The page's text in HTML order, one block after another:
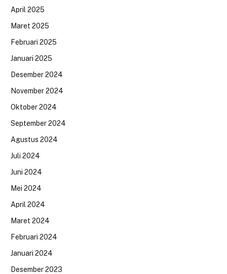
April 2025
Maret 2025
Februari 2025
Januari 2025
Desember 2024
November 2024
Oktober 2024
September 2024
Agustus 2024
Juli 2024
Juni 2024
Mei 2024
April 2024
Maret 2024
Februari 2024
Januari 2024
Desember 2023